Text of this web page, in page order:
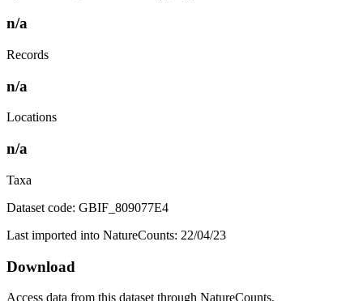
n/a
Records
n/a
Locations
n/a
Taxa
Dataset code: GBIF_809077E4
Last imported into NatureCounts: 22/04/23
Download
Access data from this dataset through NatureCounts.